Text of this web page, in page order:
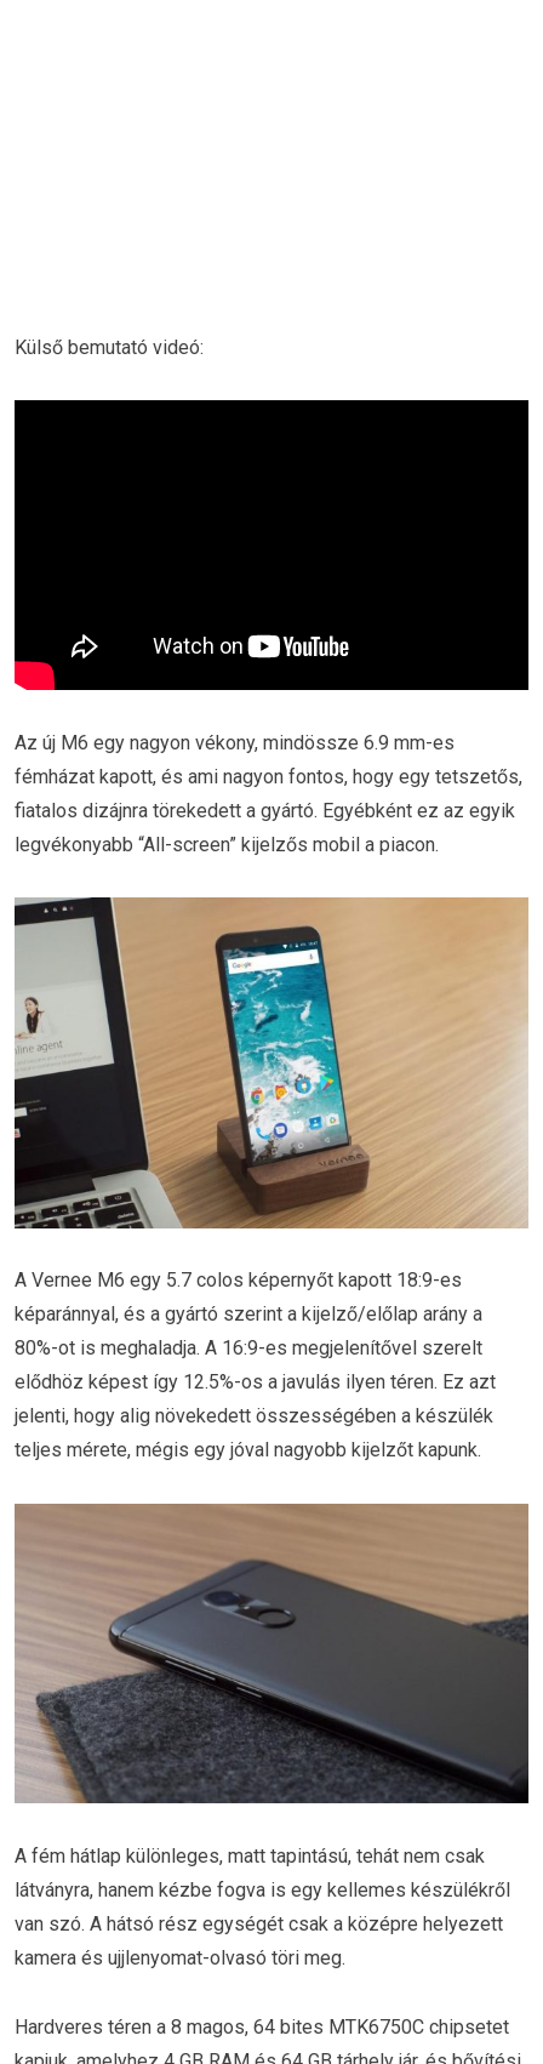
Külső bemutató videó:
Az új M6 egy nagyon vékony, mindössze 6.9 mm-es
fémházat kapott, és ami nagyon fontos, hogy egy tetszetős,
fiatalos dizájnra törekedett a gyártó. Egyébként ez az egyik
legvékonyabb “All-screen” kijelzős mobil a piacon.
A Vernee M6 egy 5.7 colos képernyőt kapott 18:9-es
képaránnyal, és a gyártó szerint a kijelző/előlap arány a
80%-ot is meghaladja. A 16:9-es megjelenítővel szerelt
elődhöz képest így 12.5%-os a javulás ilyen téren. Ez azt
jelenti, hogy alig növekedett összességében a készülék
teljes mérete, mégis egy jóval nagyobb kijelzőt kapunk.
A fém hátlap különleges, matt tapintású, tehát nem csak
látványra, hanem kézbe fogva is egy kellemes készülékről
van szó. A hátsó rész egységét csak a középre helyezett
kamera és ujjlenyomat-olvasó töri meg.
Hardveres téren a 8 magos, 64 bites MTK6750C chipsetet